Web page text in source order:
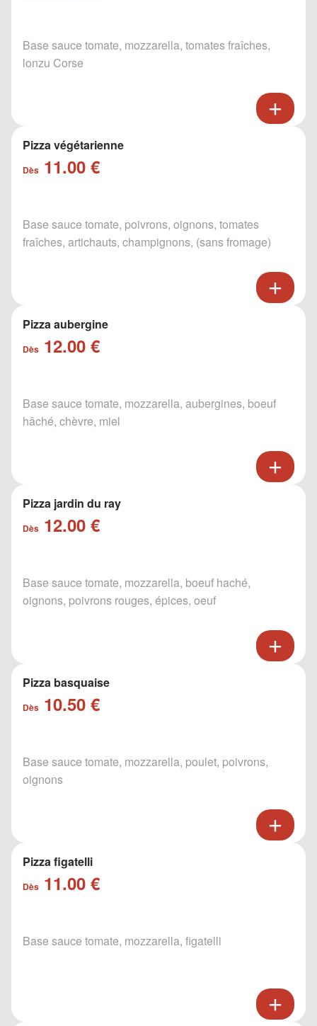
Base sauce tomate, mozzarella, tomates fraîches,
lonzu Corse
Pizza végétarienne
Dès 11.00 €
Base sauce tomate, poivrons, oignons, tomates
fraîches, artichauts, champignons, (sans fromage)
Pizza aubergine
Dès 12.00 €
Base sauce tomate, mozzarella, aubergines, boeuf
hâché, chèvre, miel
Pizza jardin du ray
Dès 12.00 €
Base sauce tomate, mozzarella, boeuf haché,
oignons, poivrons rouges, épices, oeuf
Pizza basquaise
Dès 10.50 €
Base sauce tomate, mozzarella, poulet, poivrons,
oignons
Pizza figatelli
Dès 11.00 €
Base sauce tomate, mozzarella, figatelli